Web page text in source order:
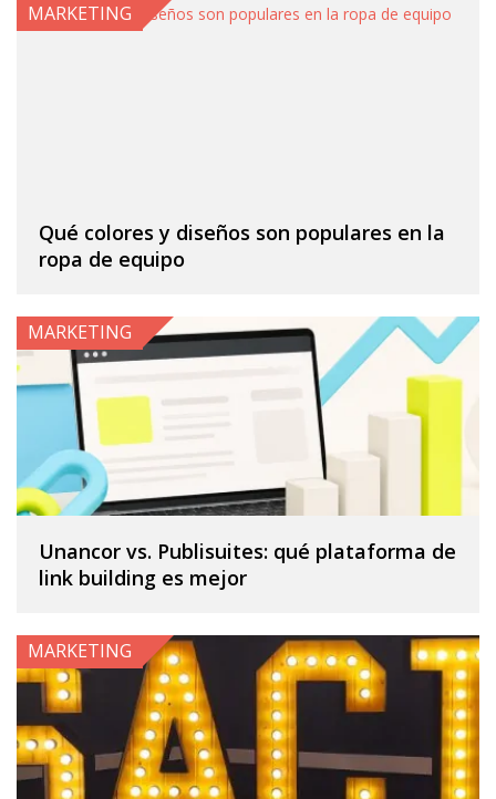
Qué colores y diseños son populares en la
ropa de equipo
MARKETING
Unancor vs. Publisuites: qué plataforma de
link building es mejor
MARKETING
MARKETING